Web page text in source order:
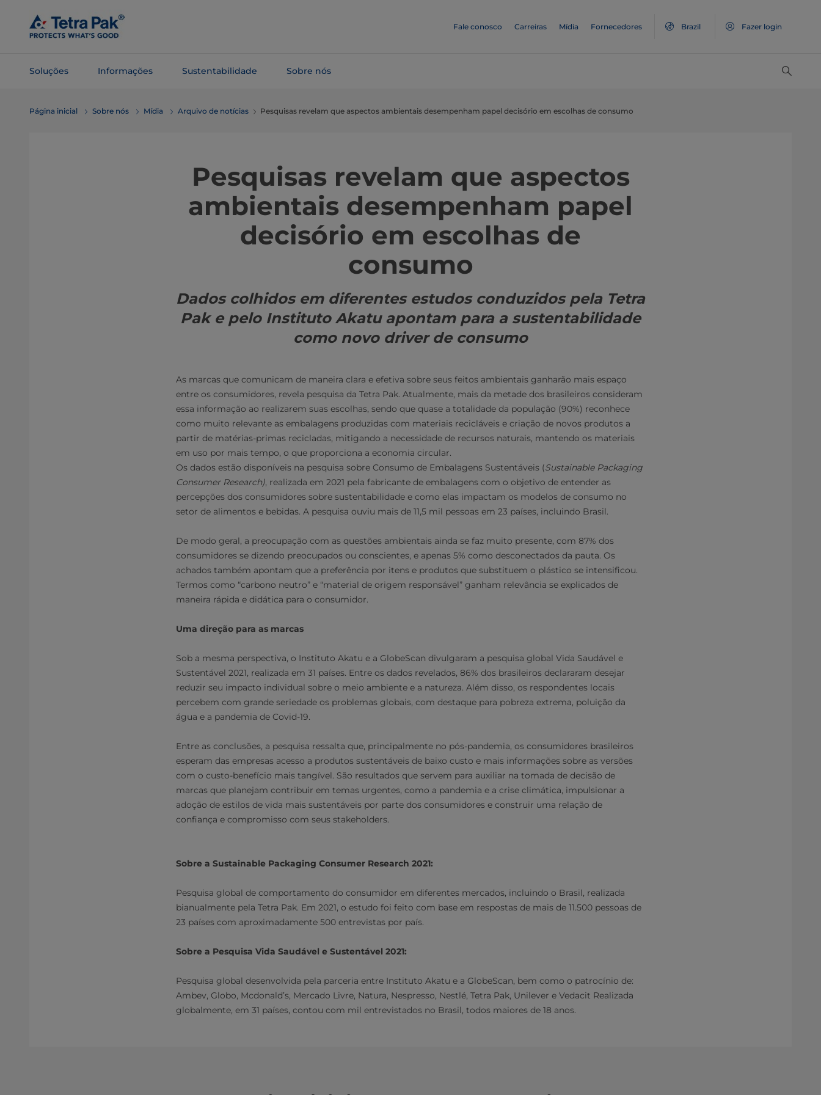
para o
conteúdo
Fale conosco Carreiras Mídia Fornecedores Brazil Fazer login
Soluções Informações Sustentabilidade Sobre nós
Página inicial Sobre nós Mídia Arquivo de notícias Pesquisas revelam que aspectos ambientais desempenham papel decisório em escolhas de consumo
Pesquisas revelam que aspectos
ambientais desempenham papel
decisório em escolhas de
consumo
Dados colhidos em diferentes estudos conduzidos pela Tetra
Pak e pelo Instituto Akatu apontam para a sustentabilidade
como novo driver de consumo
As marcas que comunicam de maneira clara e efetiva sobre seus feitos ambientais ganharão mais espaço
entre os consumidores, revela pesquisa da Tetra Pak. Atualmente, mais da metade dos brasileiros consideram
essa informação ao realizarem suas escolhas, sendo que quase a totalidade da população (90%) reconhece
como muito relevante as embalagens produzidas com materiais recicláveis e criação de novos produtos a
partir de matérias-primas recicladas, mitigando a necessidade de recursos naturais, mantendo os materiais
em uso por mais tempo, o que proporciona a economia circular.
Os dados estão disponíveis na pesquisa sobre Consumo de Embalagens Sustentáveis (Sustainable Packaging
Consumer Research), realizada em 2021 pela fabricante de embalagens com o objetivo de entender as
percepções dos consumidores sobre sustentabilidade e como elas impactam os modelos de consumo no
setor de alimentos e bebidas. A pesquisa ouviu mais de 11,5 mil pessoas em 23 países, incluindo Brasil.
De modo geral, a preocupação com as questões ambientais ainda se faz muito presente, com 87% dos
consumidores se dizendo preocupados ou conscientes, e apenas 5% como desconectados da pauta. Os
achados também apontam que a preferência por itens e produtos que substituem o plástico se intensificou.
Termos como “carbono neutro” e “material de origem responsável” ganham relevância se explicados de
maneira rápida e didática para o consumidor.
Uma direção para as marcas
Sob a mesma perspectiva, o Instituto Akatu e a GlobeScan divulgaram a pesquisa global Vida Saudável e
Sustentável 2021, realizada em 31 países. Entre os dados revelados, 86% dos brasileiros declararam desejar
reduzir seu impacto individual sobre o meio ambiente e a natureza. Além disso, os respondentes locais
percebem com grande seriedade os problemas globais, com destaque para pobreza extrema, poluição da
água e a pandemia de Covid-19.
Entre as conclusões, a pesquisa ressalta que, principalmente no pós-pandemia, os consumidores brasileiros
esperam das empresas acesso a produtos sustentáveis de baixo custo e mais informações sobre as versões
com o custo-benefício mais tangível. São resultados que servem para auxiliar na tomada de decisão de
marcas que planejam contribuir em temas urgentes, como a pandemia e a crise climática, impulsionar a
adoção de estilos de vida mais sustentáveis por parte dos consumidores e construir uma relação de
confiança e compromisso com seus stakeholders.
Sobre a Sustainable Packaging Consumer Research 2021:
Pesquisa global de comportamento do consumidor em diferentes mercados, incluindo o Brasil, realizada
bianualmente pela Tetra Pak. Em 2021, o estudo foi feito com base em respostas de mais de 11.500 pessoas de
23 países com aproximadamente 500 entrevistas por país.
Sobre a Pesquisa Vida Saudável e Sustentável 2021:
Pesquisa global desenvolvida pela parceria entre Instituto Akatu e a GlobeScan, bem como o patrocínio de:
Ambev, Globo, Mcdonald’s, Mercado Livre, Natura, Nespresso, Nestlé, Tetra Pak, Unilever e Vedacit Realizada
globalmente, em 31 países, contou com mil entrevistados no Brasil, todos maiores de 18 anos.